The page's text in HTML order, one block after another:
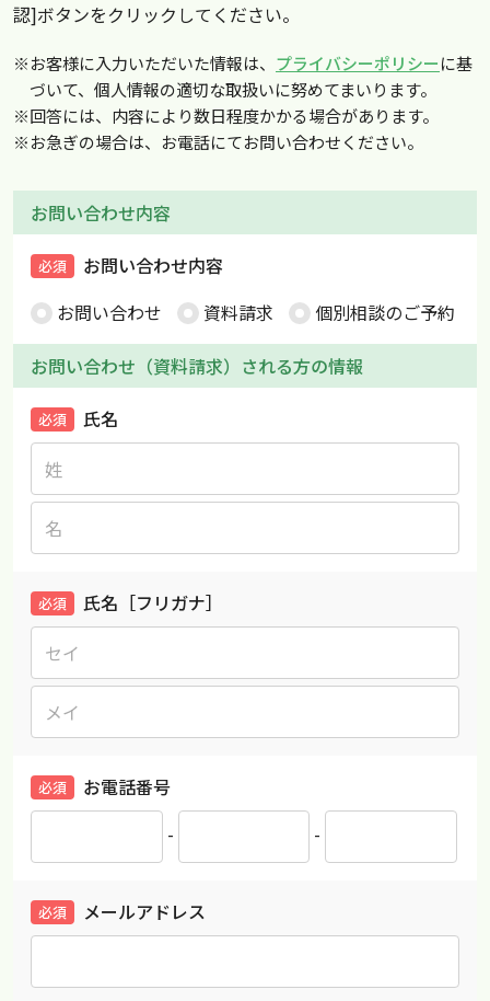
認]ボタンをクリックしてください。
※お客様に入力いただいた情報は、 プライバシーポリシーに基
づいて、個人情報の適切な取扱いに努めてまいります。
※回答には、内容により数日程度かかる場合があります。
※お急ぎの場合は、お電話にてお問い合わせください。
お問い合わせ内容
必須
お問い合わせ内容
お問い合わせ
資料請求 個別相談のご予約
お問い合わせ（資料請求）される方の情報
必須 氏名
必須 氏名［フリガナ］
必須
お電話番号
-
-
必須 メールアドレス